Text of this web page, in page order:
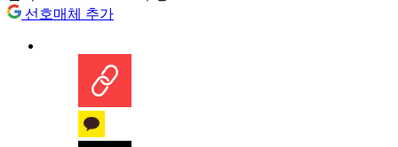
선호매체 추가